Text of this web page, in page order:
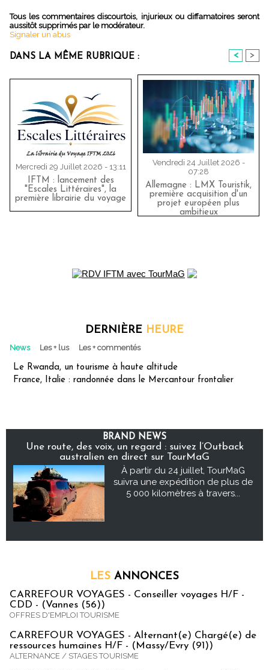
Tous les commentaires discourtois, injurieux ou diffamatoires seront
aussitôt supprimés par le modérateur.
Signaler un abus
DANS LA MÊME RUBRIQUE : < >
Mercredi 29 Juillet 2026 - 13:11
IFTM : lancement des
"Escales Littéraires", la
première librairie du voyage
Vendredi 24 Juillet 2026 -
07:28
Allemagne : LMX Touristik,
première acquisition d'un
projet européen plus
ambitieux
DERNIÈRE HEURE
News Les + lus Les + commentés
Le Rwanda, un tourisme à haute altitude
France, Italie : randonnée dans le Mercantour frontalier
BRAND NEWS
Une route, des voix, un regard : suivez l’Outback
australien en direct sur TourMaG
À partir du 24 juillet, TourMaG
suivra une expédition de plus de
5 000 kilomètres à travers...
LES ANNONCES
CARREFOUR VOYAGES - Conseiller voyages H/F -
CDD - (Vannes (56))
OFFRES D'EMPLOI TOURISME
CARREFOUR VOYAGES - Alternant(e) Chargé(e) de
ressources humaines H/F - (Massy/Evry (91))
ALTERNANCE / STAGES TOURISME